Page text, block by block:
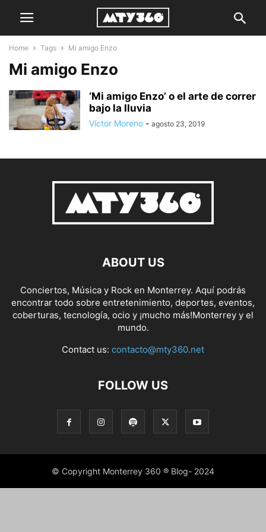
Home Tags Mi amigo Enzo
Mi amigo Enzo
‘Mi amigo Enzo’ o el arte de correr
bajo la lluvia
Víctor Moreno - agosto 23, 2019
ABOUT US
Conciertos, Música y Rock en Monterrey. Aquí podrás
encontrar todo sobre entretenimiento, deportes, eventos,
coberturas, tecnología, ocio y ¡mucho más!Monterrey y el
mundo.
Contact us: contacto@mty360.net
FOLLOW US
© Copyright Monterrey 360 ® Blog- 2024